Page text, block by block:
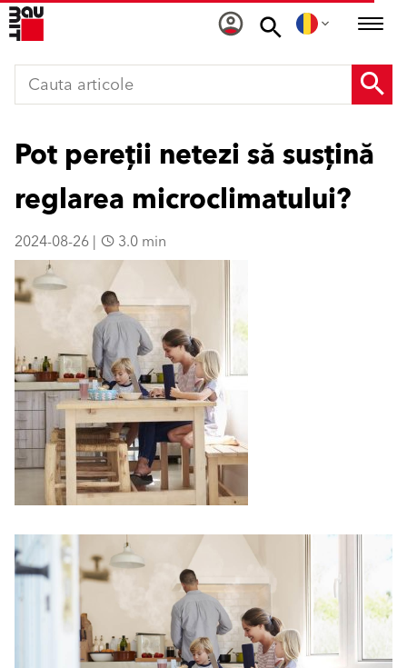
Pot pereții netezi să susțină
reglarea microclimatului?
2024-08-26 | 3.0 min